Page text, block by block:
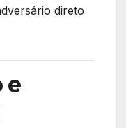
direto
e